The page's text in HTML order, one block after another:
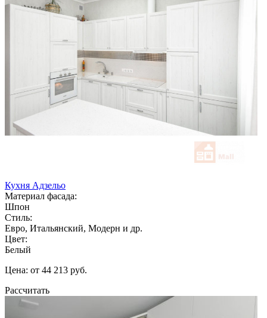
Кухня Адзельо
Материал фасада:
Шпон
Стиль:
Евро, Итальянский, Модерн и др.
Цвет:
Белый
Цена: от 44 213 руб.
Рассчитать